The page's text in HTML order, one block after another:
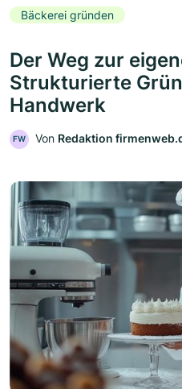
Bäckerei gründen
Der Weg zur
Strukturierte
Handwerk
FW Von Redaktion